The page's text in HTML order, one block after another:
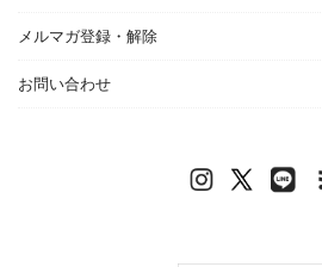
メルマガ登録・解除
お問い合わせ